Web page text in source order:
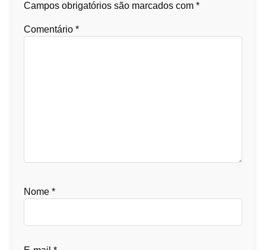
Campos obrigatórios são marcados com *
Comentário *
Nome *